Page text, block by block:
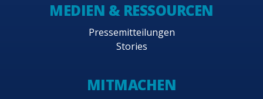
MEDIEN & RESSOURCEN
Pressemitteilungen
Stories
MITMACHEN